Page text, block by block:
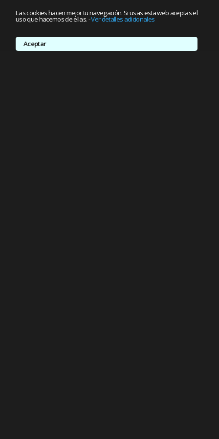
Las cookies hacen mejor tu navegación. Si usas esta web aceptas el
uso que hacemos de ellas.-Ver detalles adicionales
Aceptar